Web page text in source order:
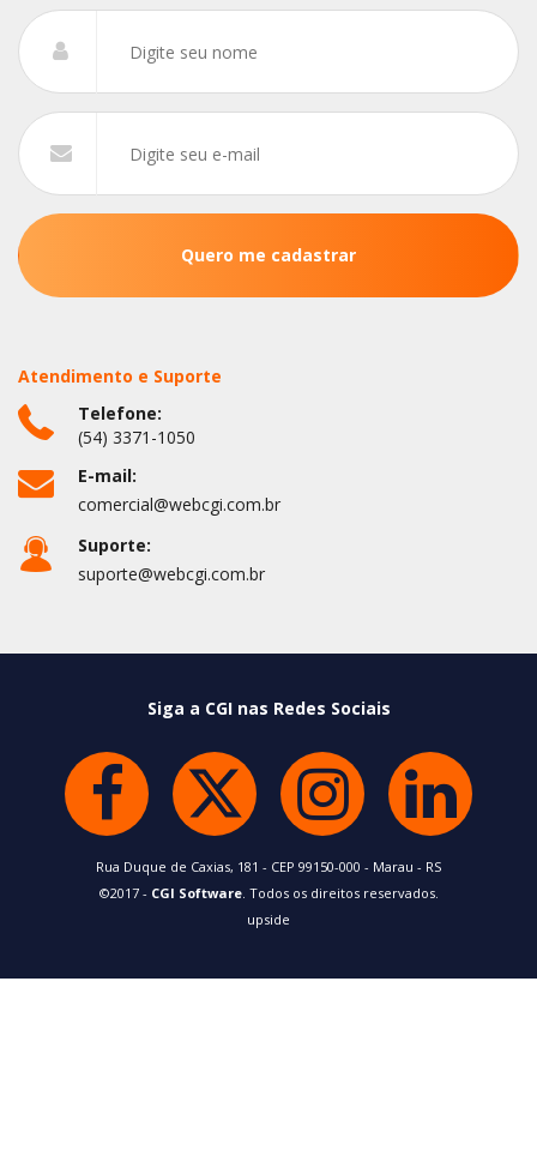
Atendimento e Suporte
Telefone:
(54) 3371-1050
E-mail:
comercial@webcgi.com.br
Suporte:
suporte@webcgi.com.br
Siga a CGI nas Redes Sociais
Rua Duque de Caxias, 181 - CEP 99150-000 - Marau - RS
©2017 - CGI Software. Todos os direitos reservados.
upside